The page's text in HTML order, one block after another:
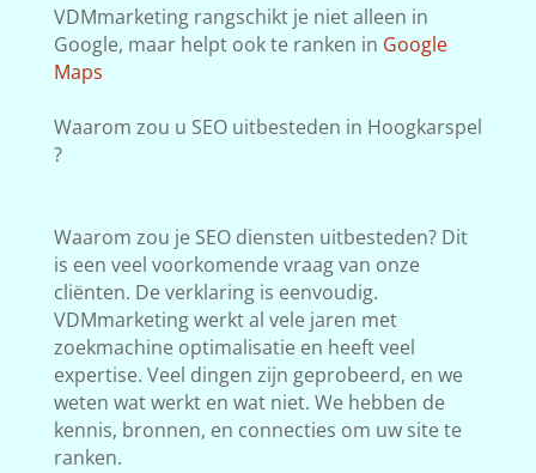
VDMmarketing rangschikt je niet alleen in
Google, maar helpt ook te ranken in Google
Maps
Waarom zou u SEO uitbesteden in Hoogkarspel
?
Waarom zou je SEO diensten uitbesteden? Dit
is een veel voorkomende vraag van onze
cliënten. De verklaring is eenvoudig.
VDMmarketing werkt al vele jaren met
zoekmachine optimalisatie en heeft veel
expertise. Veel dingen zijn geprobeerd, en we
weten wat werkt en wat niet. We hebben de
kennis, bronnen, en connecties om uw site te
ranken.